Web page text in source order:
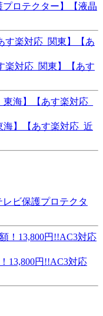
ロテクター】【液晶
楽対応_関東】【あす
海】【あす楽対応_近
ビ保護プロテクタ
13,800円!!AC3対応